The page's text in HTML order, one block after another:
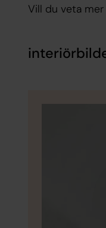
Vill du veta